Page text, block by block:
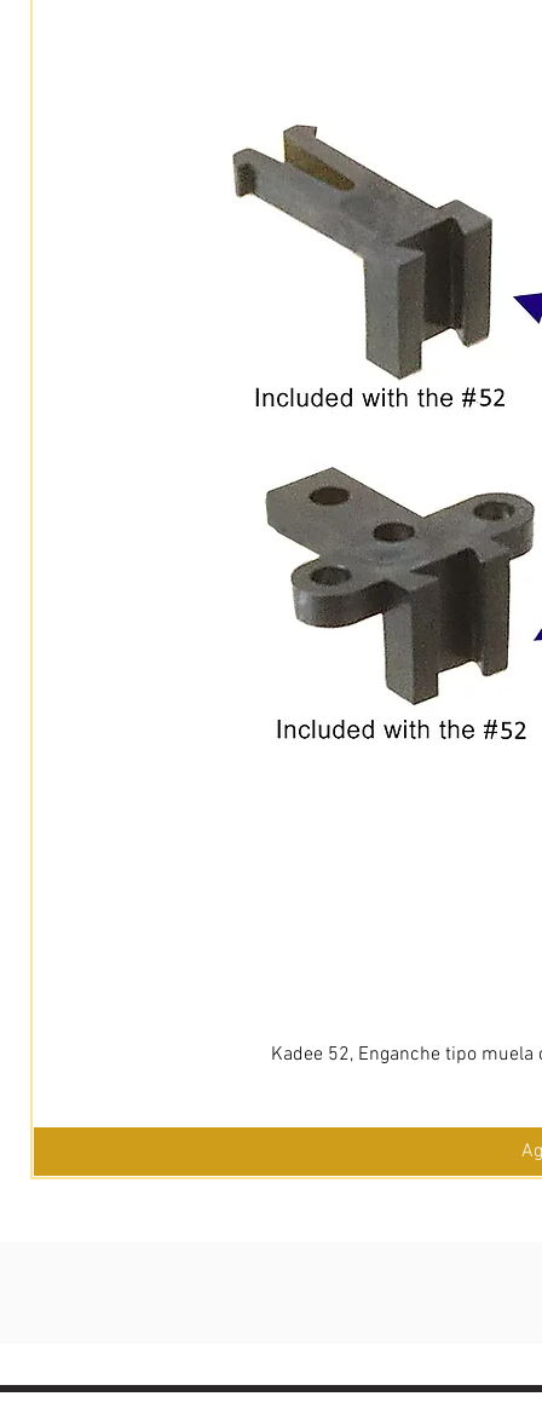
Kadee 52, Enganche tipo